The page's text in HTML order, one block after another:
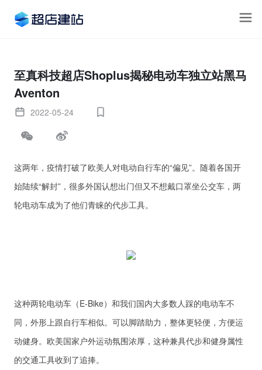
至真科技超店Shoplus揭秘电动车独立站黑马
Aventon
2022-05-24
这两年，疫情打破了欧美人对电动自行车的“偏见”。随着各国开
始陆续“解封”，很多外国认想出门但又不想戴口罩坐公交车，两
轮电动车成为了他们青睐的代步工具。
这种两轮电动车（E-Bike）和我们国内大多数人踩的电动车不
同，外形上跟自行车相似。可以脚踏助力，整体更轻便，方便运
动健身。欧美国家户外运动氛围浓厚，这种兼具代步和健身属性
的交通工具收到了追捧。